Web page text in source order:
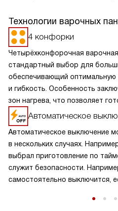
Технологии варочных
4 конфорки
Четырёхконфорочная
стандартный выбор для
обеспечивающий оптимальную
и гибкость. Особенность
зон нагрева, что позволяет
одновременно, экономя время
размеров и мощностей
различных кулинарных задач,
до медленного тушения. Такая
равномерное распределение
расположение посуды, что
семейного использования.
Автоматическое
Автоматическое выключение
в нескольких случаях.
выбрал приготовление по
служит безопасности.
самостоятельно выключится,